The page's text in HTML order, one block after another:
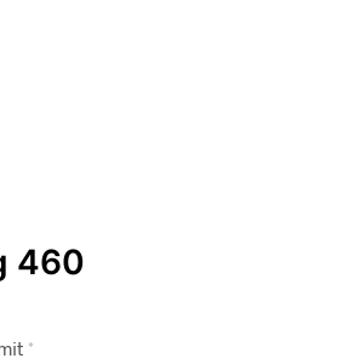
460
*